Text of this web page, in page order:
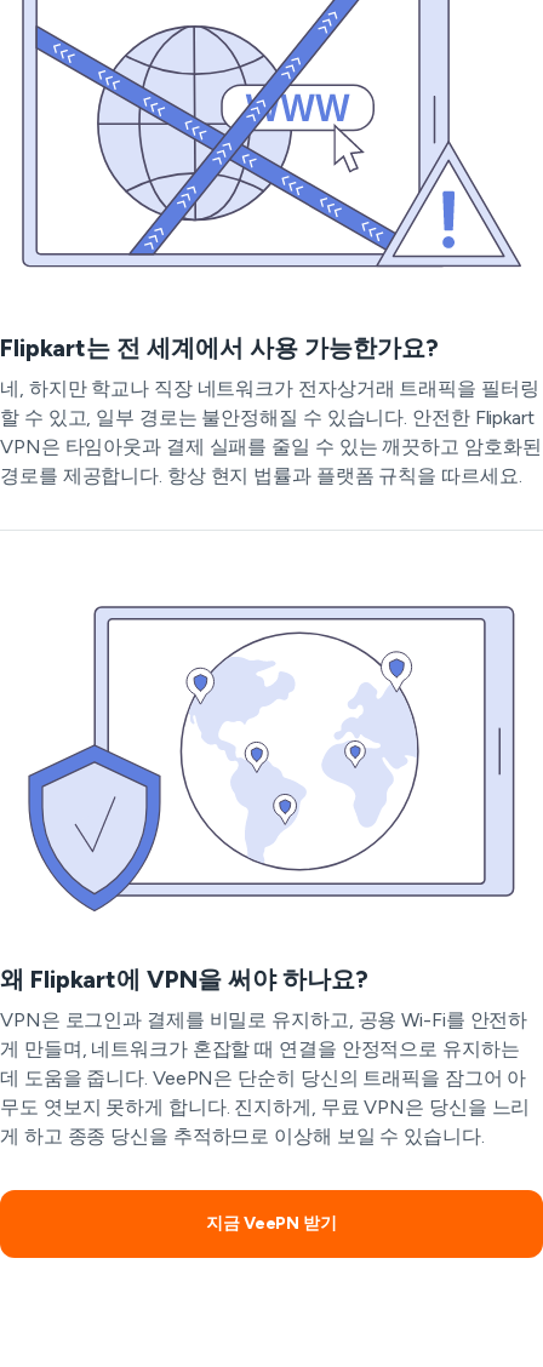
Flipkart는 전 세계에서 사용 가능한가요?
네, 하지만 학교나 직장 네트워크가 전자상거래 트래픽을 필터링
할 수 있고, 일부 경로는 불안정해질 수 있습니다. 안전한 Flipkart
VPN은 타임아웃과 결제 실패를 줄일 수 있는 깨끗하고 암호화된
경로를 제공합니다. 항상 현지 법률과 플랫폼 규칙을 따르세요.
왜 Flipkart에 VPN을 써야 하나요?
VPN은 로그인과 결제를 비밀로 유지하고, 공용 Wi-Fi를 안전하
게 만들며, 네트워크가 혼잡할 때 연결을 안정적으로 유지하는
데 도움을 줍니다. VeePN은 단순히 당신의 트래픽을 잠그어 아
무도 엿보지 못하게 합니다. 진지하게, 무료 VPN은 당신을 느리
게 하고 종종 당신을 추적하므로 이상해 보일 수 있습니다.
지금 VeePN 받기